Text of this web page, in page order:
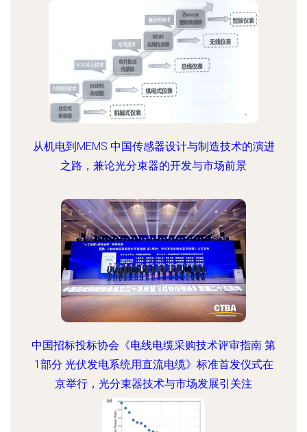
从机电到MEMS 中国传感器设计与制造技术的演进
之路，兼论光分束器的开发与市场前景
中国招标投标协会《电线电缆采购技术评审指南 第
1部分 光伏发电系统用直流电缆》标准首发仪式在
京举行，光分束器技术与市场发展引关注